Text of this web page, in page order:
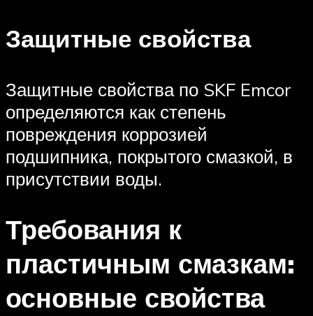
Защитные свойства
Защитные свойства по SKF Emcor
определяются как степень
повреждения коррозией
подшипника, покрытого смазкой, в
присутствии воды.
Требования к
пластичным смазкам:
основные свойства